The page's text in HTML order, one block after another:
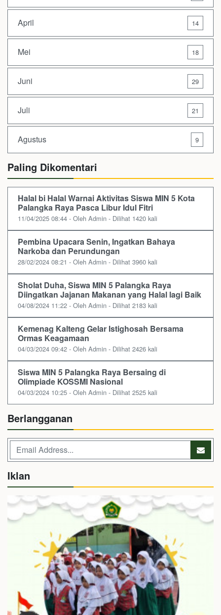
April 14
Mei 18
Juni 29
Juli 21
Agustus 9
Paling Dikomentari
Halal bi Halal Warnai Aktivitas Siswa MIN 5 Kota
Palangka Raya Pasca Libur Idul Fitri
11/04/2025 08:44 - Oleh Admin - Dilihat 1420 kali
Pembina Upacara Senin, Ingatkan Bahaya
Narkoba dan Perundungan
28/02/2024 08:21 - Oleh Admin - Dilihat 3960 kali
Sholat Duha, Siswa MIN 5 Palangka Raya
Diingatkan Jajanan Makanan yang Halal lagi Baik
04/08/2024 11:22 - Oleh Admin - Dilihat 2183 kali
Kemenag Kalteng Gelar Istighosah Bersama
Ormas Keagamaan
04/03/2024 09:42 - Oleh Admin - Dilihat 2426 kali
Siswa MIN 5 Palangka Raya Bersaing di
Olimpiade KOSSMI Nasional
04/03/2024 10:25 - Oleh Admin - Dilihat 2525 kali
Berlangganan
Iklan